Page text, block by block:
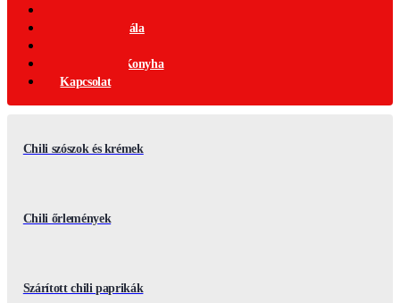
Csípősségi-Skála
Nemzetközi Konyha
Kapcsolat
Chili szószok és krémek
Chili őrlemények
Szárított chili paprikák